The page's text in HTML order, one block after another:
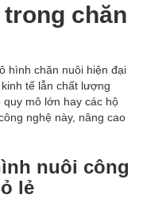
chăn
hình chăn nuôi hiện đại
tế lẫn chất lượng
mô lớn hay các hộ
nghệ này, nâng cao
nuôi công
lẻ